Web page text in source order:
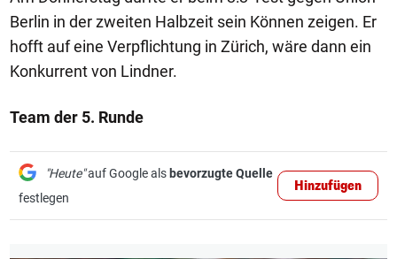
Berlin in der zweiten Halbzeit sein Können zeigen. Er
hofft auf eine Verpflichtung in Zürich, wäre dann ein
Konkurrent von Lindner.
Team der 5. Runde
"Heute"auf Google als bevorzugte Quelle
festlegen
Hinzufügen
1/13